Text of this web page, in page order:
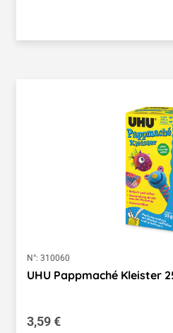
N°: 310060
UHU Pappmaché Kleister
Regulärer Preis:
3,59 €